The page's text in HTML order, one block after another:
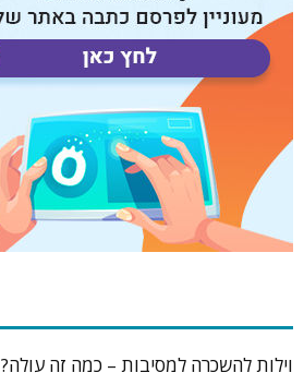
וילות להשכרה למסיבות – כמה זה עולה?